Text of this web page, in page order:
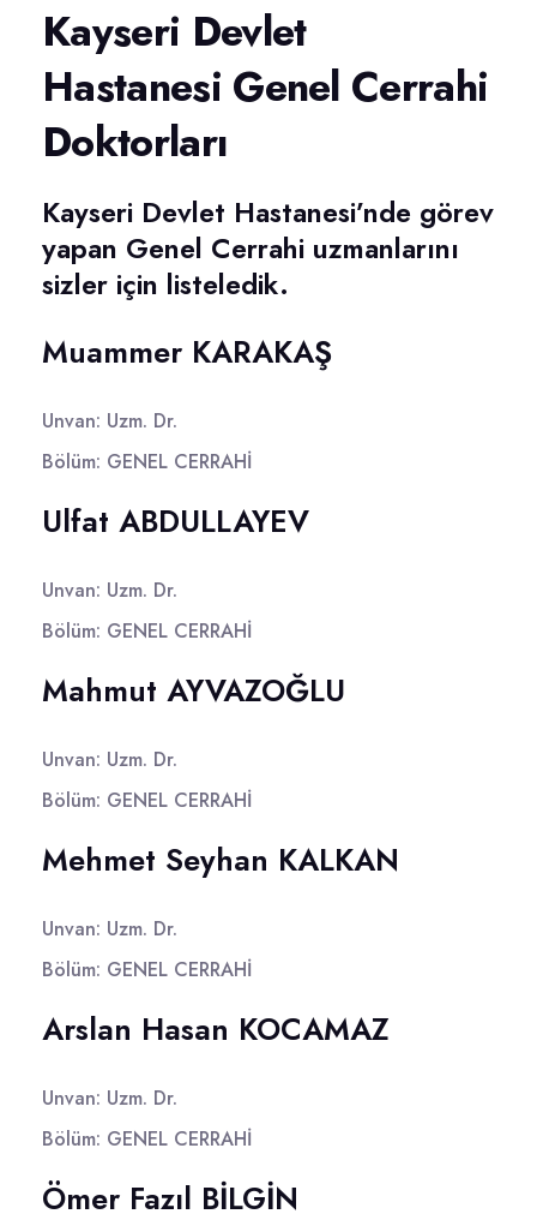
Kayseri Devlet
Hastanesi Genel Cerrahi
Doktorları
Kayseri Devlet Hastanesi’nde görev
yapan Genel Cerrahi uzmanlarını
sizler için listeledik.
Muammer KARAKAŞ
Unvan: Uzm. Dr.
Bölüm: GENEL CERRAHİ
Ulfat ABDULLAYEV
Unvan: Uzm. Dr.
Bölüm: GENEL CERRAHİ
Mahmut AYVAZOĞLU
Unvan: Uzm. Dr.
Bölüm: GENEL CERRAHİ
Mehmet Seyhan KALKAN
Unvan: Uzm. Dr.
Bölüm: GENEL CERRAHİ
Arslan Hasan KOCAMAZ
Unvan: Uzm. Dr.
Bölüm: GENEL CERRAHİ
Ömer Fazıl BİLGİN